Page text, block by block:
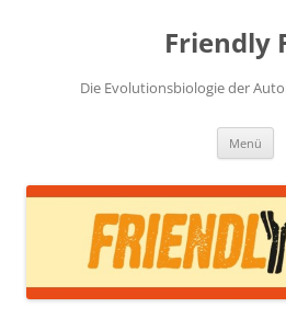
Friendly
Die Evolutionsbiologie der
Menü